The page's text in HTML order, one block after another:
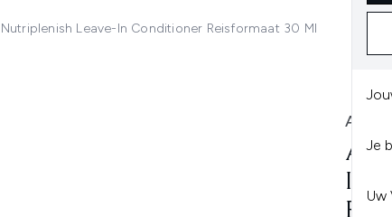
Je
Uw
Leave-In Conditioner Reisformaat 30 Ml
IN